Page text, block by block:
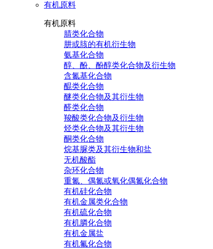
有机原料
有机原料
腈类化合物
肼或胲的有机衍生物
氨基化合物
醇、酚、酚醇类化合物及衍生物
含氮基化合物
醌类化合物
醚类化合物及其衍生物
醛类化合物
羧酸类化合物及衍生物
烃类化合物及其衍生物
酮类化合物
烷基脲类及其衍生物和盐
无机酸酯
杂环化合物
重氮、偶氮或氧化偶氮化合物
有机硅化合物
有机金属类化合物
有机硫化合物
有机膦化合物
有机金属盐
有机氟化合物